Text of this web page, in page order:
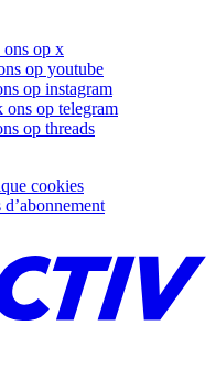
ons op x
op youtube
op instagram
ons op telegram
op threads
cookies